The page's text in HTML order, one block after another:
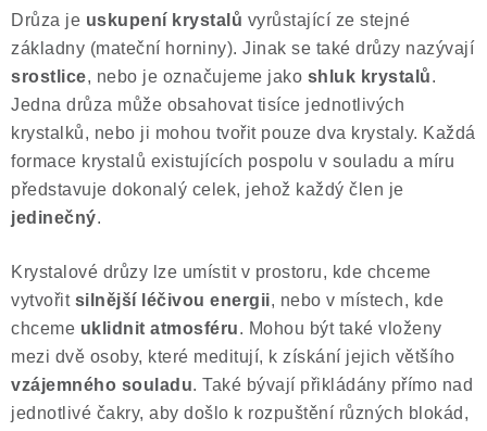
VIDEOGALERIE
KONTAKT
MISTROVSKÉ KRYSTALY
Obchodní podmínky
Ochrana osobních údajů
Výkup minerálů a drahých kamenů
Formulář pro uplatnění reklamace
Formulář pro odstoupení od smlouvy
Poučení o právu na odstoupení od smlouvy
Drůza je uskupení krystalů vyrůstající ze stejné
základny (mateční horniny). Jinak se také drůzy nazývají
srostlice, nebo je označujeme jako shluk krystalů.
Jedna drůza může obsahovat tisíce jednotlivých
krystalků, nebo ji mohou tvořit pouze dva krystaly. Každá
formace krystalů existujících pospolu v souladu a míru
představuje dokonalý celek, jehož každý člen je
jedinečný.
Krystalové drůzy lze umístit v prostoru, kde chceme
vytvořit silnější léčivou energii, nebo v místech, kde
chceme uklidnit atmosféru. Mohou být také vloženy
mezi dvě osoby, které meditují, k získání jejich většího
vzájemného souladu. Také bývají přikládány přímo nad
jednotlivé čakry, aby došlo k rozpuštění různých blokád,